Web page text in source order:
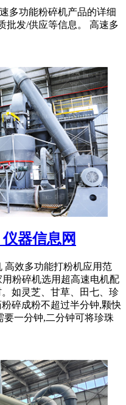
多功能粉碎机产品的详细
批发/供应等信息。 高速多
器信息网
高效多功能打粉机应用范
粉碎机选用超高速电机配
如灵芝、甘草、田七、珍
碎成粉不超过半分钟,颗快
要一分钟,二分钟可将珍珠